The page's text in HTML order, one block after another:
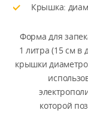
Крышка:
Форма для
1 литра (15 см в
крышки
которой